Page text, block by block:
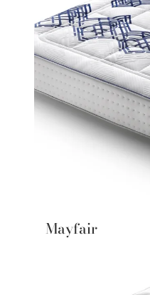
Mayfair